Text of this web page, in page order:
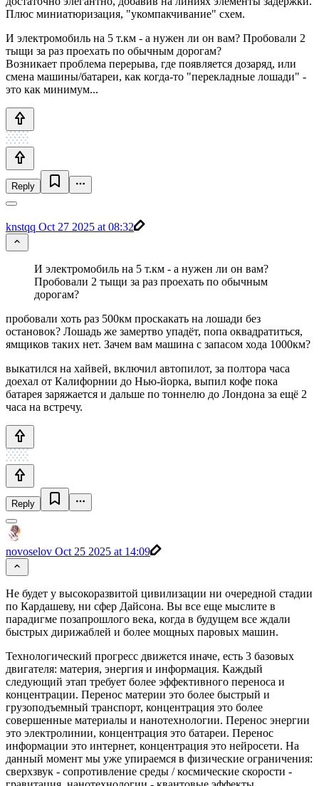
Плюс миниатюризация, "укомпакчивание" схем.
И электромобиль на 5 т.км - а нужен ли он вам? Пробовали 2
тыщи за раз проехать по обычным дорогам?
Возникает проблема перерыва, где появляется дозаряд, или
смена машины/батареи, как когда-то "перекладные лошади" -
это как минимум...
Reply
knstqq Oct 27 2025 at 08:32
И электромобиль на 5 т.км - а нужен ли он вам?
Пробовали 2 тыщи за раз проехать по обычным
дорогам?
пробовали хоть раз 500км проскакать на лошади без
остановок? Лошадь же замертво упадёт, попа оквадратиться,
ямщиков таких нет. Зачем вам машина с запасом хода 1000км?
выкатился на хайвей, включил автопилот, за полтора часа
доехал от Калифорнии до Нью-йорка, выпил кофе пока
батарея заряжается и дальше по тоннелю до Лондона за ещё 2
часа на встречу.
Reply
novoselov Oct 25 2025 at 14:09
Не будет у высокоразвитой цивилизации ни очередной стадии
по Кардашеву, ни сфер Дайсона. Вы все еще мыслите в
парадигме позапрошлого века, когда в будущем все ждали
быстрых дирижаблей и более мощных паровых машин.
Технологический прогресс движется иначе, есть 3 базовых
двигателя: материя, энергия и информация. Каждый
следующий этап требует более эффективного переноса и
концентрации. Перенос материи это более быстрый и
грузоподъемный транспорт, концентрация это более
совершенные материалы и нанотехнологии. Перенос энергии
это электролинии, концентрация это батареи. Перенос
информации это интернет, концентрация это нейросети. На
данный момент мы уже упираемся в физические ограничения:
сверхзвук - сопротивление среды / космические скорости -